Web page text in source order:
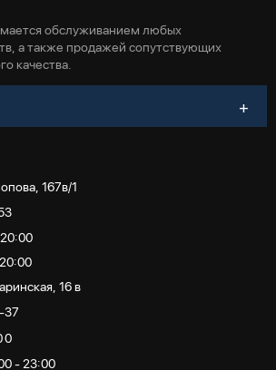
обслуживанием любых
а также продажей сопутствующих
качества.
167в/1
16 в
-37
0
- 23:00